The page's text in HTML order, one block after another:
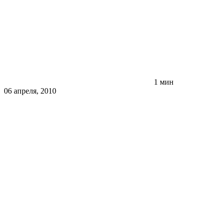
1 мин
06 апреля, 2010